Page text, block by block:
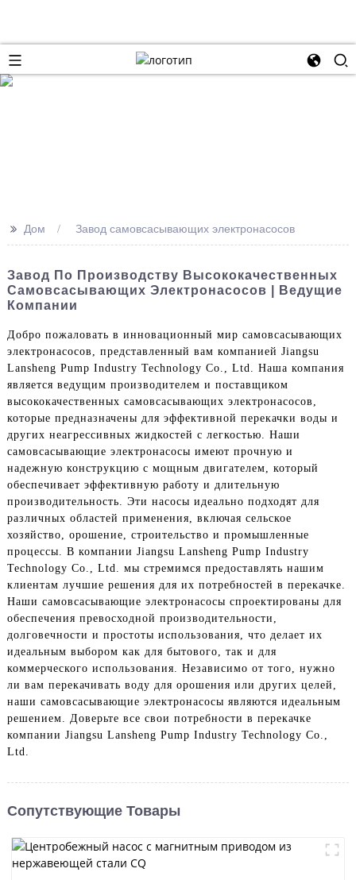
>> Дом Завод самовсасывающих электронасосов
Завод По Производству Высококачественных
Самовсасывающих Электронасосов | Ведущие
Компании
Добро пожаловать в инновационный мир самовсасывающих
электронасосов, представленный вам компанией Jiangsu
Lansheng Pump Industry Technology Co., Ltd. Наша компания
является ведущим производителем и поставщиком
высококачественных самовсасывающих электронасосов,
которые предназначены для эффективной перекачки воды и
других неагрессивных жидкостей с легкостью. Наши
самовсасывающие электронасосы имеют прочную и
надежную конструкцию с мощным двигателем, который
обеспечивает эффективную работу и длительную
производительность. Эти насосы идеально подходят для
различных областей применения, включая сельское
хозяйство, орошение, строительство и промышленные
процессы. В компании Jiangsu Lansheng Pump Industry
Technology Co., Ltd. мы стремимся предоставлять нашим
клиентам лучшие решения для их потребностей в перекачке.
Наши самовсасывающие электронасосы спроектированы для
обеспечения превосходной производительности,
долговечности и простоты использования, что делает их
идеальным выбором как для бытового, так и для
коммерческого использования. Независимо от того, нужно
ли вам перекачивать воду для орошения или других целей,
наши самовсасывающие электронасосы являются идеальным
решением. Доверьте все свои потребности в перекачке
компании Jiangsu Lansheng Pump Industry Technology Co.,
Ltd.
Сопутствующие Товары